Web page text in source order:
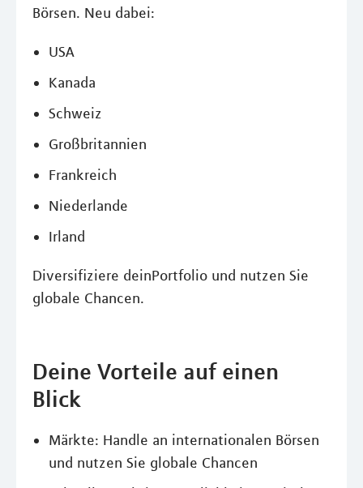
Börsen. Neu dabei:
USA
Kanada
Schweiz
Großbritannien
Frankreich
Niederlande
Irland
Diversifiziere deinPortfolio und nutzen Sie
globale Chancen.
Deine Vorteile auf einen
Blick
Märkte: Handle an internationalen Börsen
und nutzen Sie globale Chancen